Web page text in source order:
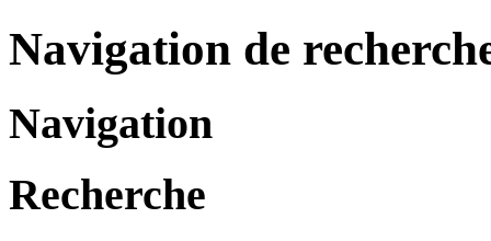
Navigation de
Navigation
Recherche